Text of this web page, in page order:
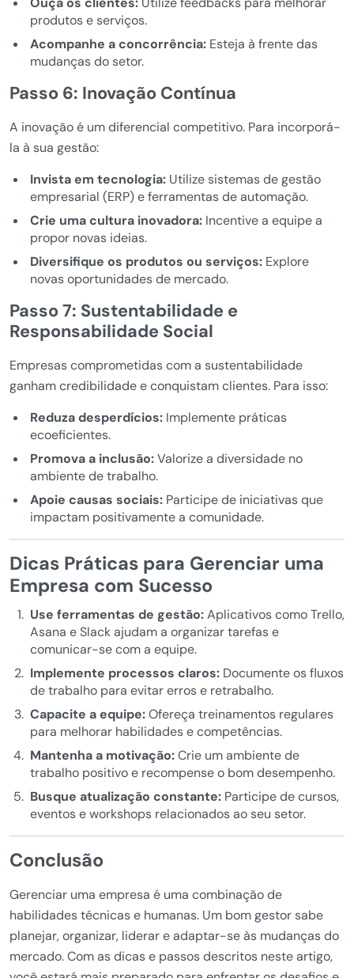
produtos e serviços.
Acompanhe a concorrência:Esteja à frente das
mudanças do setor.
Passo 6: Inovação Contínua
A inovação é um diferencial competitivo. Para incorporá-
la à sua gestão:
Invista em tecnologia:Utilize sistemas de gestão
empresarial (ERP) e ferramentas de automação.
Crie uma cultura inovadora:Incentive a equipe a
propor novas ideias.
Diversifique os produtos ou serviços:Explore
novas oportunidades de mercado.
Passo 7: Sustentabilidade e
Responsabilidade Social
Empresas comprometidas com a sustentabilidade
ganham credibilidade e conquistam clientes. Para isso:
Reduza desperdícios:Implemente práticas
ecoeficientes.
Promova a inclusão:Valorize a diversidade no
ambiente de trabalho.
Apoie causas sociais:Participe de iniciativas que
impactam positivamente a comunidade.
Dicas Práticas para Gerenciar uma
Empresa com Sucesso
Use ferramentas de gestão:Aplicativos como Trello,
Asana e Slack ajudam a organizar tarefas e
comunicar-se com a equipe.
Implemente processos claros:Documente os fluxos
de trabalho para evitar erros e retrabalho.
Capacite a equipe:Ofereça treinamentos regulares
para melhorar habilidades e competências.
Mantenha a motivação:Crie um ambiente de
trabalho positivo e recompense o bom desempenho.
Busque atualização constante:Participe de cursos,
eventos e workshops relacionados ao seu setor.
Conclusão
Gerenciar uma empresa é uma combinação de
habilidades técnicas e humanas. Um bom gestor sabe
planejar, organizar, liderar e adaptar-se às mudanças do
mercado. Com as dicas e passos descritos neste artigo,